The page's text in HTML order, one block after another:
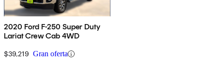
2020 Ford F-250 Super Duty
Lariat Crew Cab 4WD
$39,219 Gran oferta